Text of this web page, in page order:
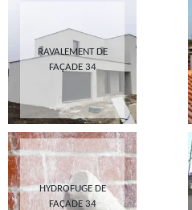
RAVALEMENT DE
FAÇADE 34
HYDROFUGE DE
FAÇADE 34